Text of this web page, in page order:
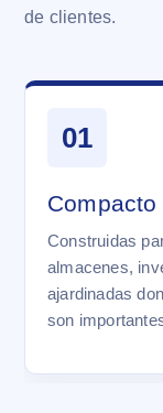
de clientes.
01
Construidas
almacenes,
ajardinadas
son